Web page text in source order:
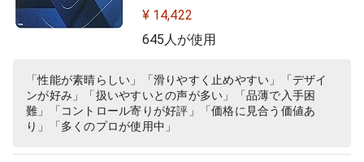
0%フルフラット/3.5ｍｍ
¥ 14,422
645人が使用
「性能が素晴らしい」「滑りやすく止めやすい」「デザイ
ンが好み」「扱いやすいとの声が多い」「品薄で入手困
難」「コントロール寄りが好評」「価格に見合う価値あ
り」「多くのプロが使用中」